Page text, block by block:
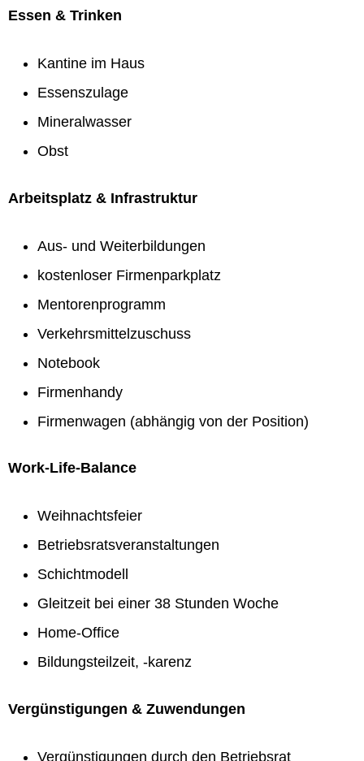
Essen & Trinken
Kantine im Haus
Essenszulage
Mineralwasser
Obst
Arbeitsplatz & Infrastruktur
Aus- und Weiterbildungen
kostenloser Firmenparkplatz
Mentorenprogramm
Verkehrsmittelzuschuss
Notebook
Firmenhandy
Firmenwagen (abhängig von der Position)
Work-Life-Balance
Weihnachtsfeier
Betriebsratsveranstaltungen
Schichtmodell
Gleitzeit bei einer 38 Stunden Woche
Home-Office
Bildungsteilzeit, -karenz
Vergünstigungen & Zuwendungen
Vergünstigungen durch den Betriebsrat